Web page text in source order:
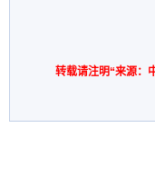
转载请注明“来源：